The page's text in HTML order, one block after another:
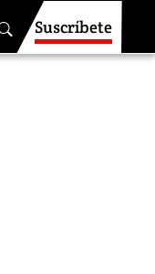
Suscríbete